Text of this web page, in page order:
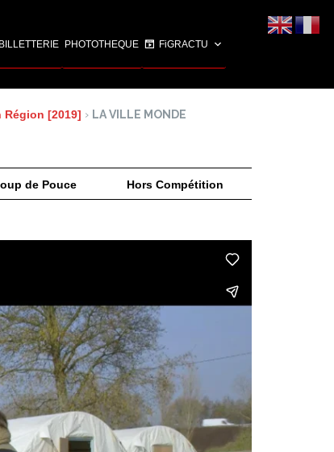
BILLETTERIE PHOTOTHEQUE FiGRACTU
Région [2019] › LA VILLE MONDE
de Pouce Hors Compétition